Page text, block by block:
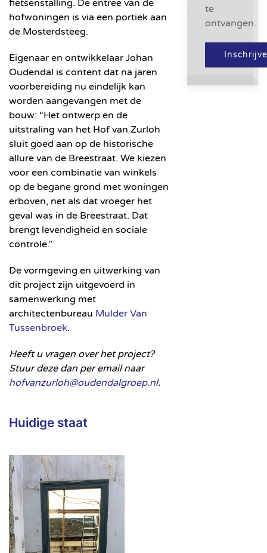
fietsenstalling. De entree van de
hofwoningen is via een portiek aan
de Mosterdsteeg.
Eigenaar en ontwikkelaar Johan
Oudendal is content dat na jaren
voorbereiding nu eindelijk kan
worden aangevangen met de
bouw: “Het ontwerp en de
uitstraling van het Hof van Zurloh
sluit goed aan op de historische
allure van de Breestraat. We kiezen
voor een combinatie van winkels
op de begane grond met woningen
erboven, net als dat vroeger het
geval was in de Breestraat. Dat
brengt levendigheid en sociale
controle.”
De vormgeving en uitwerking van
dit project zijn uitgevoerd in
samenwerking met
architectenbureau Mulder Van
Tussenbroek.
Heeft u vragen over het project?
Stuur deze dan per email naar
hofvanzurloh@oudendalgroep.nl.
Huidige staat
te
ontvangen.